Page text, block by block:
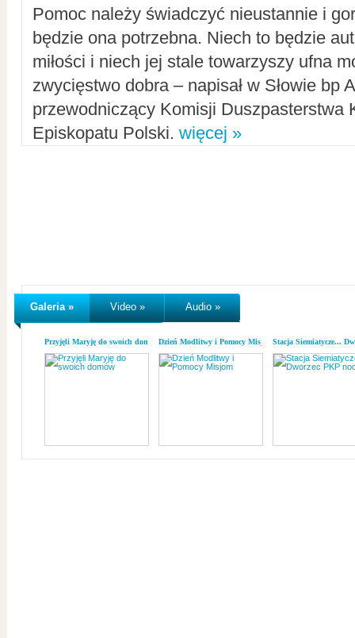
Pomoc należy świadczyć nieustannie i
będzie ona potrzebna. Niech to będzie
miłości i niech jej stale towarzyszy ufna
zwycięstwo dobra – napisał w Słowie bp
przewodniczący Komisji Duszpasterstwa
Episkopatu Polski. więcej »
Galeria » Video » Audio »
Przyjęli Maryję do swoich domówDzień Modlitwy i Pomocy MisjomStacja Siemiatycze...